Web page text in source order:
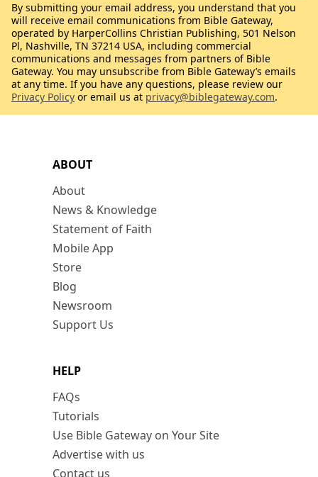
ABOUT
About
News & Knowledge
Statement of Faith
Mobile App
Store
Blog
Newsroom
Support Us
HELP
FAQs
Tutorials
Use Bible Gateway on Your Site
Advertise with us
Contact us
By submitting your email address, you understand that you
will receive email communications from Bible Gateway,
operated by HarperCollins Christian Publishing, 501 Nelson
Pl, Nashville, TN 37214 USA, including commercial
communications and messages from partners of Bible
Gateway. You may unsubscribe from Bible Gateway’s emails
at any time. If you have any questions, please review our
Privacy Policy or email us at privacy@biblegateway.com.